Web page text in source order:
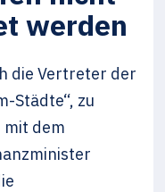
werden
die Vertreter der
Städte“, zu
mit dem